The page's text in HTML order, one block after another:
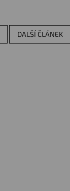
DALŠÍ ČLÁNEK